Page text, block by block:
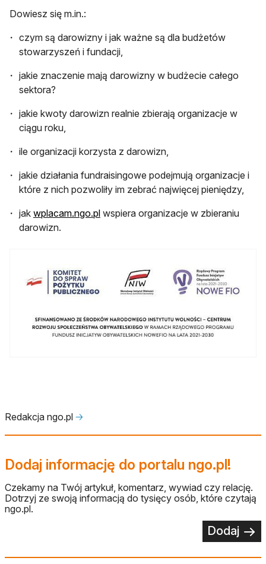
Dowiesz się m.in.:
czym są darowizny i jak ważne są dla budżetów
stowarzyszeń i fundacji,
jakie znaczenie mają darowizny w budżecie całego
sektora?
jakie kwoty darowizn realnie zbierają organizacje w
ciągu roku,
ile organizacji korzysta z darowizn,
jakie działania fundraisingowe podejmują organizacje i
które z nich pozwoliły im zebrać najwięcej pieniędzy,
jak wplacam.ngo.pl wspiera organizacje w zbieraniu
darowizn.
Redakcja ngo.pl 🡢
Dodaj informację do portalu ngo.pl!
Czekamy na Twój artykuł, komentarz, wywiad czy relację.
Dotrzyj ze swoją informacją do tysięcy osób, które czytają
ngo.pl.
Dodaj